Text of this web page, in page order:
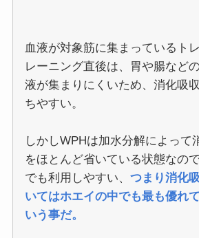
血液が対象筋に集まっているト
レーニング直後は、胃や腸など
液が集まりにくいため、消化吸
ちやすい。
しかしWPHは加水分解によって
をほとんど省いている状態なの
でも利用しやすい、 つまり消化
いてはホエイの中でも最も優れ
いう事だ。